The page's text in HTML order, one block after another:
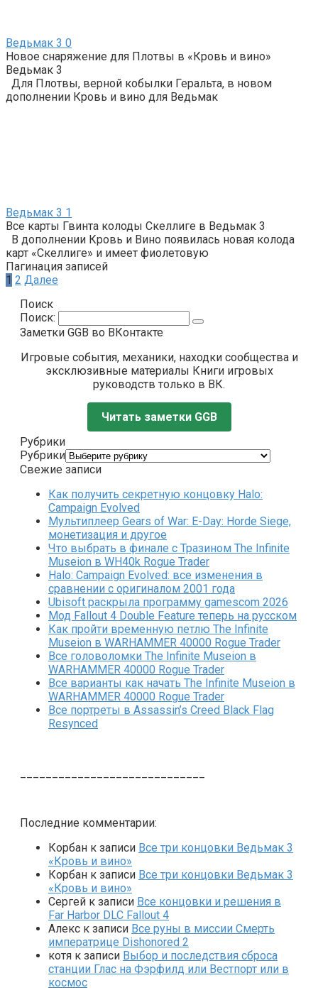
Ведьмак 3 0
Новое снаряжение для Плотвы в «Кровь и вино»
Ведьмак 3
Для Плотвы, верной кобылки Геральта, в новом
дополнении Кровь и вино для Ведьмак
Ведьмак 3 1
Все карты Гвинта колоды Скеллиге в Ведьмак 3
В дополнении Кровь и Вино появилась новая колода
карт «Скеллиге» и имеет фиолетовую
Пагинация записей
1 2 Далее
Поиск
Поиск:
Заметки GGB во ВКонтакте
Игровые события, механики, находки сообщества и
эксклюзивные материалы Книги игровых
руководств только в ВК.
Читать заметки GGB
Рубрики
Рубрики
Свежие записи
Как получить секретную концовку Halo:
Campaign Evolved
Мультиплеер Gears of War: E-Day: Horde Siege,
монетизация и другое
Что выбрать в финале с Тразином The Infinite
Museion в WH40k Rogue Trader
Halo: Campaign Evolved: все изменения в
сравнении с оригиналом 2001 года
Ubisoft раскрыла программу gamescom 2026
Мод Fallout 4 Double Feature теперь на русском
Как пройти временную петлю The Infinite
Museion в WARHAMMER 40000 Rogue Trader
Все головоломки The Infinite Museion в
WARHAMMER 40000 Rogue Trader
Все варианты как начать The Infinite Museion в
WARHAMMER 40000 Rogue Trader
Все портреты в Assassin’s Creed Black Flag
Resynced
Последние комментарии:
Корбан к записи Все три концовки Ведьмак 3
«Кровь и вино»
Корбан к записи Все три концовки Ведьмак 3
«Кровь и вино»
Сергей к записи Все концовки и решения в
Far Harbor DLC Fallout 4
Алекс к записи Все руны в миссии Смерть
императрице Dishonored 2
котя к записи Выбор и последствия сброса
станции Глас на Фэрфилд или Вестпорт или в
космос